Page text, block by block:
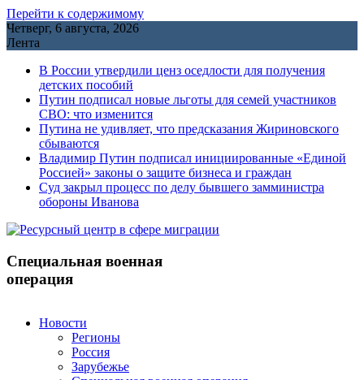
Перейти к содержимому
Четверг, 6 августа, 2026
Лента
В России утвердили ценз оседлости для получения
детских пособий
Путин подписал новые льготы для семей участников
СВО: что изменится
Путина не удивляет, что предсказания Жириновского
сбываются
Владимир Путин подписал инициированные «Единой
Россией» законы о защите бизнеса и граждан
Cуд закрыл процесс по делу бывшего замминистра
обороны Иванова
Специальная военная
операция
Новости
Регионы
Россия
Зарубежье